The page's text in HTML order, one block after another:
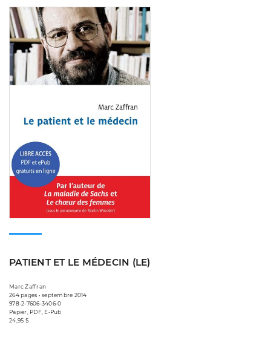
PATIENT ET LE MÉDECIN (LE)
Marc Zaffran
264 pages • septembre 2014
978-2-7606-3406-0
Papier, PDF, E-Pub
24,95 $